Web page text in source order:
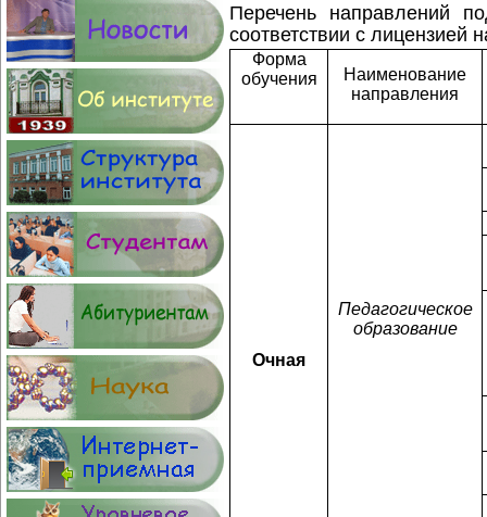
Перечень направлений
соответствии с лицензией
Форма
обучения
Наименование
направления
Очная
Педагогическое
образование